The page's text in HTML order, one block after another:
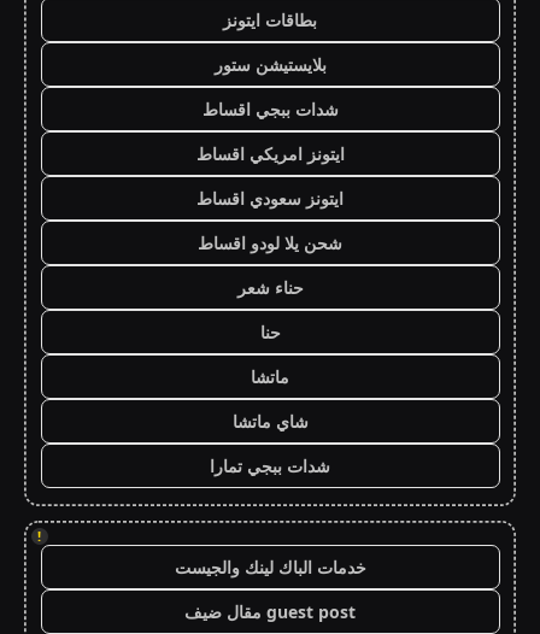
بطاقات ايتونز
بلايستيشن ستور
شدات ببجي اقساط
ايتونز امريكي اقساط
ايتونز سعودي اقساط
شحن يلا لودو اقساط
حناء شعر
حنا
ماتشا
شاي ماتشا
شدات ببجي تمارا
!
خدمات الباك لينك والجيست
guest post مقال ضيف